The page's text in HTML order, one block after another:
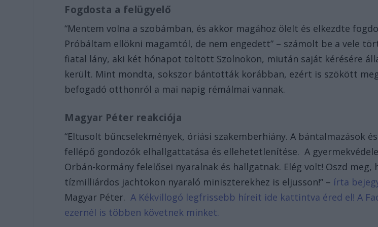
Fogdosta a felügyelő
“Mentem volna a szobámban, és akkor magához ölelt és elkezdte
Próbáltam ellökni magamtól, de nem engedett” – számolt be a vele
fiatal lány, aki két hónapot töltött Szolnokon, miután saját kérésére
került. Mint mondta, sokszor bántották korábban, ezért is szökött
befogadó otthonról a mai napig rémálmai vannak.
Magyar Péter reakciója
“Eltusolt bűncselekmények, óriási szakemberhiány. A bántalmazások
fellépő gondozók elhallgattatása és ellehetetlenítése. A
Orbán-kormány felelősei nyaralnak és hallgatnak. Elég volt! Oszd meg,
tízmilliárdos jachtokon nyaraló miniszterekhez is eljusson!” – írta
Magyar Péter.A Kékvillogó legfrissebb híreit ide kattintva éred el! A
ezernél is többen követnek minket.